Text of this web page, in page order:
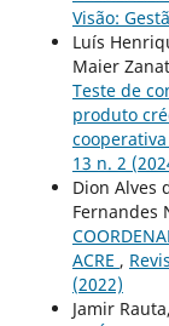
Visão:
Luís
Maier
Teste de
produto
cooperativa
13 n. 2
Dion Alves
Fernandes
ACRE ,
(2022)
Jamir